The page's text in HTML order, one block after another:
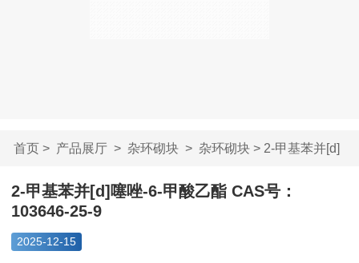
首页> 产品展厅> 杂环砌块> 杂环砌块> 2-甲基苯并[d]
噻唑-6-甲酸乙酯...
2-甲基苯并[d]噻唑-6-甲酸乙酯 CAS号：
103646-25-9
2025-12-15